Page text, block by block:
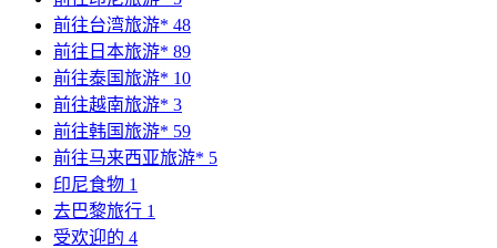
前往台湾旅游* 48
前往日本旅游* 89
前往泰国旅游* 10
前往越南旅游* 3
前往韩国旅游* 59
前往马来西亚旅游* 5
印尼食物 1
去巴黎旅行 1
受欢迎的 4